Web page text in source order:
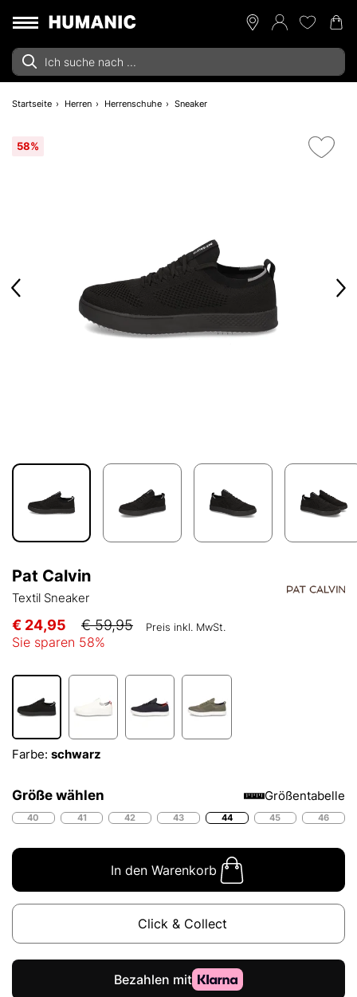
Startseite Herren Herrenschuhe Sneaker
58%
Pat Calvin
Textil Sneaker
€ 24,95 € 59,95 Preis inkl. MwSt.
Sie sparen 58%
Farbe: schwarz
Größe wählen Größentabelle
40 41 42 43 44 45 46
In den Warenkorb
Click & Collect